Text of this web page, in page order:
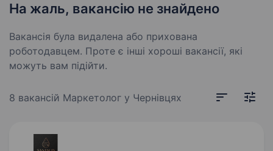
На жаль, вакансію не знайдено
Вакансія була видалена або прихована
роботодавцем. Проте є інші хороші вакансії, які
можуть вам підійти.
8 вакансій Маркетолог у Чернівцях